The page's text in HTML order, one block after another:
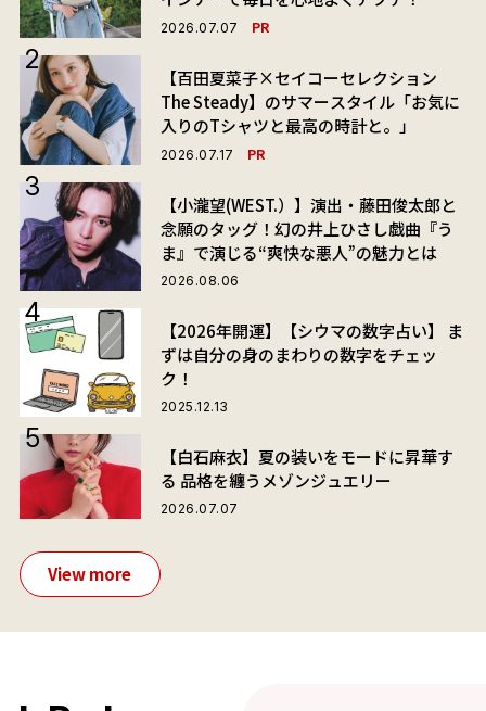
2026.07.07 PR
【百田夏菜子×セイコーセレクション
The Steady】のサマースタイル「お気に
入りのTシャツと最高の時計と。」
2026.07.17 PR
【小瀧望(WEST.）】演出・藤田俊太郎と
念願のタッグ！幻の井上ひさし戯曲『う
ま』で演じる“爽快な悪人”の魅力とは
2026.08.06
【2026年開運】【シウマの数字占い】 ま
ずは自分の身のまわりの数字をチェッ
ク！
2025.12.13
【白石麻衣】夏の装いをモードに昇華す
る 品格を纏うメゾンジュエリー
2026.07.07
View more